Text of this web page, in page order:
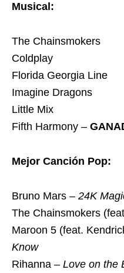
Musical:
The Chainsmokers
Coldplay
Florida Georgia Line
Imagine Dragons
Little Mix
Fifth Harmony –
Mejor Canción Pop:
Bruno Mars – 24K
The Chainsmokers
Maroon 5 (feat.
Know
Rihanna – Love on the